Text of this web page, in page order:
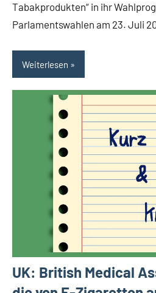
Tabakprodukten“ in ihr
Parlamentswahlen am 23. Juli
Weiterlesen
UK: British Medical